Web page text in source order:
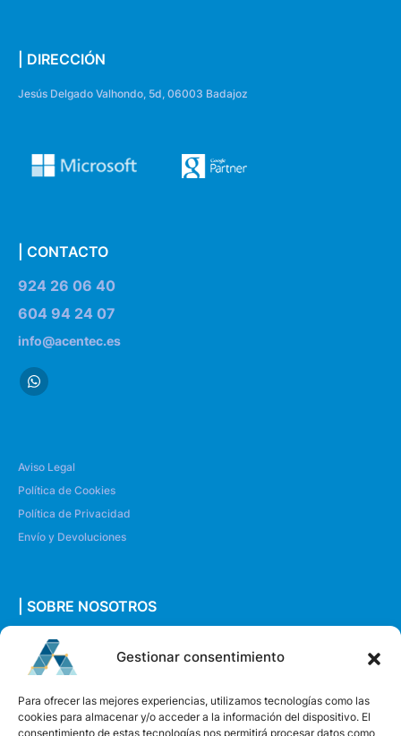
Gestionar consentimiento
Para ofrecer las mejores experiencias, utilizamos tecnologías como las
cookies para almacenar y/o acceder a la información del dispositivo. El
consentimiento de estas tecnologías nos permitirá procesar datos como
| DIRECCIÓN
Jesús Delgado Valhondo, 5d, 06003 Badajoz
| CONTACTO
924 26 06 40
604 94 24 07
info@acentec.es
Aviso Legal
Política de Cookies
Política de Privacidad
Envío y Devoluciones
| SOBRE NOSOTROS
Quiénes somos
Envíanos un mensaje